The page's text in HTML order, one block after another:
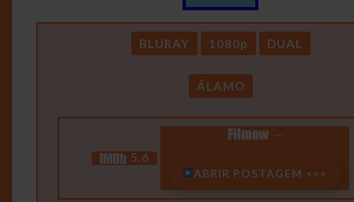
BLURAY 1080p DUAL
ÁLAMO
5.6
…
ABRIR POSTAGEM <<<